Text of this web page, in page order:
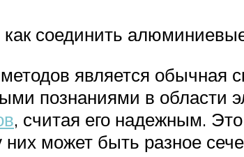
соединить
является обычная
познаниями в области
, считая его надежным.
них может быть разное